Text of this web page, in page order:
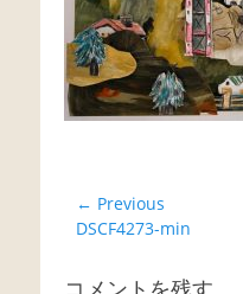
投
稿
← Previous
Previous
DSCF4273-min
コメントを残す